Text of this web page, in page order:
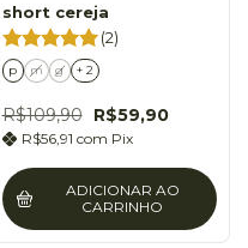
short cereja
(2)
p m g + 2
R$109,90 R$59,90
R$56,91 com Pix
ADICIONAR AO
CARRINHO